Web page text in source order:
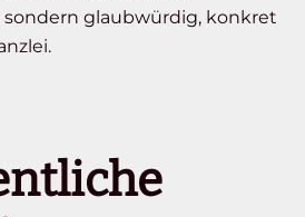
glaubwürdig, konkret